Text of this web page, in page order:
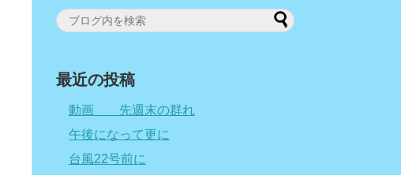
最近の投稿
動画 先週末の群れ
午後になって更に
台風22号前に